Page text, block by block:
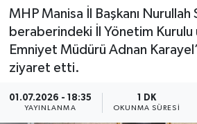
MHP Manisa İl Başkanı Nurullah
beraberindeki İl Yönetim Kurulu
Emniyet Müdürü Adnan
ziyaret etti.
01.07.2026 - 18:35
YAYINLANMA
1 DK
OKUNMA SÜRESI
Gündem
Resmi İlan
Siyaset
Tüm Manşetler
Son Dakika Haberleri
Haber Arşivi